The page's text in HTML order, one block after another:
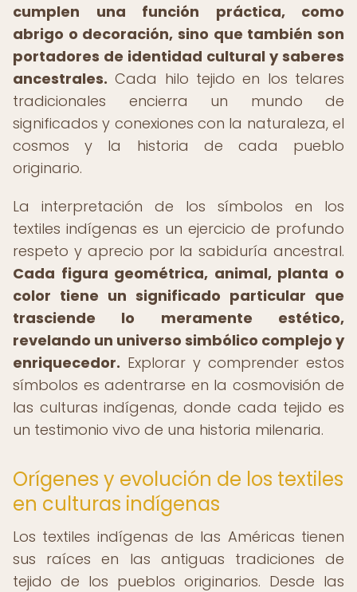
cumplen una función práctica, como
abrigo o decoración, sino que también son
portadores de identidad cultural y saberes
ancestrales. Cada hilo tejido en los telares
tradicionales encierra un mundo de
significados y conexiones con la naturaleza, el
cosmos y la historia de cada pueblo
originario.
La interpretación de los símbolos en los
textiles indígenas es un ejercicio de profundo
respeto y aprecio por la sabiduría ancestral.
Cada figura geométrica, animal, planta o
color tiene un significado particular que
trasciende lo meramente estético,
revelando un universo simbólico complejo y
enriquecedor. Explorar y comprender estos
símbolos es adentrarse en la cosmovisión de
las culturas indígenas, donde cada tejido es
un testimonio vivo de una historia milenaria.
Orígenes y evolución de los textiles
en culturas indígenas
Los textiles indígenas de las Américas tienen
sus raíces en las antiguas tradiciones de
tejido de los pueblos originarios. Desde las